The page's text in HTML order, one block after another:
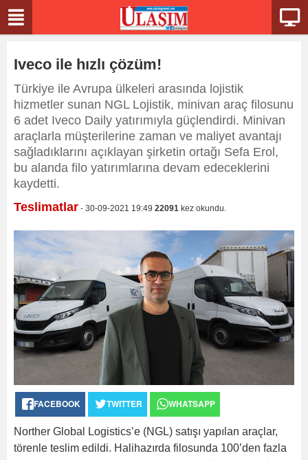
Iveco ile hızlı çözüm!
Türkiye ile Avrupa ülkeleri arasında lojistik
hizmetler sunan NGL Lojistik, minivan araç filosunu
6 adet Iveco Daily yatırımıyla güçlendirdi. Minivan
araçlarla müşterilerine zaman ve maliyet avantajı
sağladıklarını açıklayan şirketin ortağı Sefa Erol,
bu alanda filo yatırımlarına devam edeceklerini
kaydetti.
Teslimatlar - 30-09-2021 19:49 22091 kez okundu.
FACEBOOK TWITTER WHATSAPP
Norther Global Logistics’e (NGL) satışı yapılan araçlar,
törenle teslim edildi. Halihazırda filosunda 100’den fazla